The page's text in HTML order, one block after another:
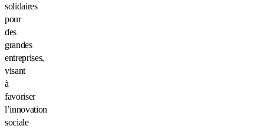
solidaires
pour
des
grandes
entreprises,
visant
à
favoriser
l’innovation
sociale